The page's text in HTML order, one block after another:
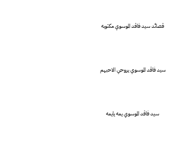
قصائد سيد فاقد الموسوي مكتوبه
سيد فاقد الموسوي يروحي الاحبهم
سيد فاقد الموسوي يمه يايمه